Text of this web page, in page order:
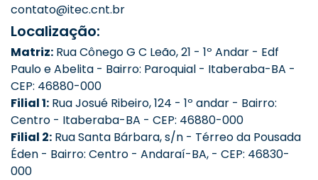
contato@itec.cnt.br
Localização:
Matriz: Rua Cônego G C Leão, 21 - 1º Andar - Edf
Paulo e Abelita - Bairro: Paroquial - Itaberaba-BA -
CEP: 46880-000
Filial 1: Rua Josué Ribeiro, 124 - 1º andar - Bairro:
Centro - Itaberaba-BA - CEP: 46880-000
Filial 2: Rua Santa Bárbara, s/n - Térreo da Pousada
Éden - Bairro: Centro - Andaraí-BA, - CEP: 46830-
000